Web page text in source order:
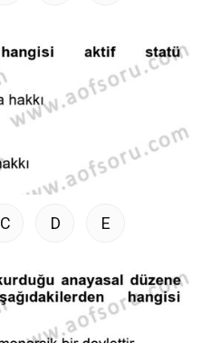
C D E